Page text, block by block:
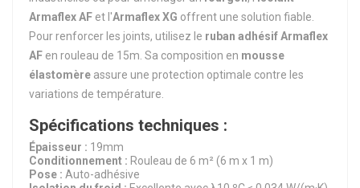
Armaflex AF et l'Armaflex XG offrent une solution fiable.
Pour renforcer les joints, utilisez le ruban adhésif Armaflex
AF en rouleau de 15m. Sa composition en mousse
élastomère assure une protection optimale contre les
variations de température.
Spécifications techniques :
Épaisseur : 19mm
Conditionnement : Rouleau de 6 m² (6 m x 1 m)
Pose : Auto-adhésive